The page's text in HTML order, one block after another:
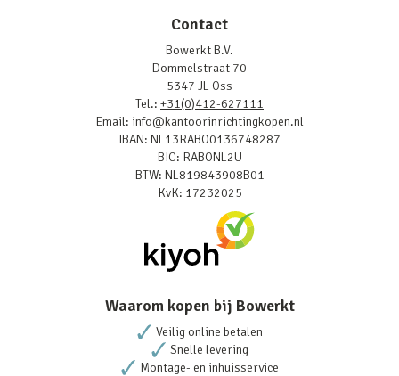
Contact
Bowerkt B.V.
Dommelstraat 70
5347 JL Oss
Tel.: +31(0)412-627111
Email: info@kantoorinrichtingkopen.nl
IBAN: NL13RABO0136748287
BIC: RABONL2U
BTW: NL819843908B01
KvK: 17232025
Waarom kopen bij Bowerkt
Veilig online betalen
Snelle levering
Montage- en inhuisservice